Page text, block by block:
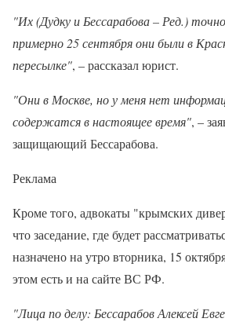
"Их (Дудку и Бессарабова – Ред.)
примерно 25 сентября они были в
пересылке", – рассказал юрист.
"Они в Москве, но у меня нет
содержатся в настоящее время", –
защищающий Бессарабова.
Реклама
Кроме того, адвокаты "крымских
что заседание, где будет
назначено на утро вторника, 15
этом есть и на сайте ВС РФ.
"Лица по делу: Бессарабов Алексей